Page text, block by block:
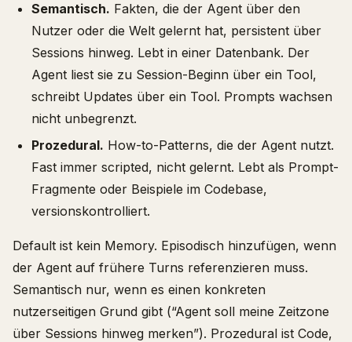
Semantisch. Fakten, die der Agent über den
Nutzer oder die Welt gelernt hat, persistent über
Sessions hinweg. Lebt in einer Datenbank. Der
Agent liest sie zu Session-Beginn über ein Tool,
schreibt Updates über ein Tool. Prompts wachsen
nicht unbegrenzt.
Prozedural. How-to-Patterns, die der Agent nutzt.
Fast immer scripted, nicht gelernt. Lebt als Prompt-
Fragmente oder Beispiele im Codebase,
versionskontrolliert.
Default ist kein Memory. Episodisch hinzufügen, wenn
der Agent auf frühere Turns referenzieren muss.
Semantisch nur, wenn es einen konkreten
nutzerseitigen Grund gibt (“Agent soll meine Zeitzone
über Sessions hinweg merken”). Prozedural ist Code,